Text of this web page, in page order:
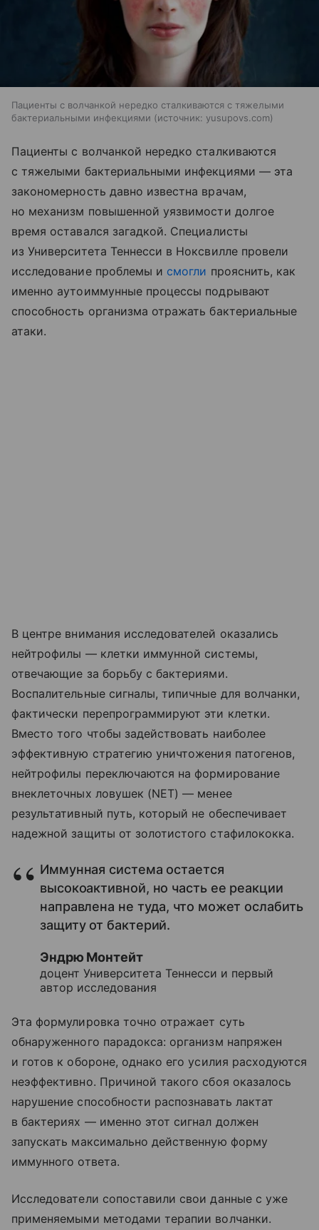
Пациенты с волчанкой нередко сталкиваются с тяжелыми
бактериальными инфекциями
источник: yusupovs.com
Пациенты с волчанкой нередко сталкиваются
с тяжелыми бактериальными инфекциями — эта
закономерность давно известна врачам,
но механизм повышенной уязвимости долгое
время оставался загадкой. Специалисты
из Университета Теннесси в Ноксвилле провели
исследование проблемы и смогли прояснить, как
именно аутоиммунные процессы подрывают
способность организма отражать бактериальные
атаки.
В центре внимания исследователей оказались
нейтрофилы — клетки иммунной системы,
отвечающие за борьбу с бактериями.
Воспалительные сигналы, типичные для волчанки,
фактически перепрограммируют эти клетки.
Вместо того чтобы задействовать наиболее
эффективную стратегию уничтожения патогенов,
нейтрофилы переключаются на формирование
внеклеточных ловушек (NET) — менее
результативный путь, который не обеспечивает
надежной защиты от золотистого стафилококка.
Иммунная система остается
высокоактивной, но часть ее реакции
направлена не туда, что может ослабить
защиту от бактерий.
Эндрю Монтейт
доцент Университета Теннесси и первый
автор исследования
Эта формулировка точно отражает суть
обнаруженного парадокса: организм напряжен
и готов к обороне, однако его усилия расходуются
неэффективно. Причиной такого сбоя оказалось
нарушение способности распознавать лактат
в бактериях — именно этот сигнал должен
запускать максимально действенную форму
иммунного ответа.
Исследователи сопоставили свои данные с уже
применяемыми методами терапии волчанки.